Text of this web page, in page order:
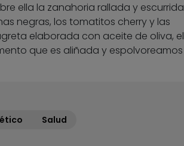
ella la zanahoria rallada y
negras, los tomatitos cherry y las
elaborada con aceite de oliva,
que es aliñada y
Salud